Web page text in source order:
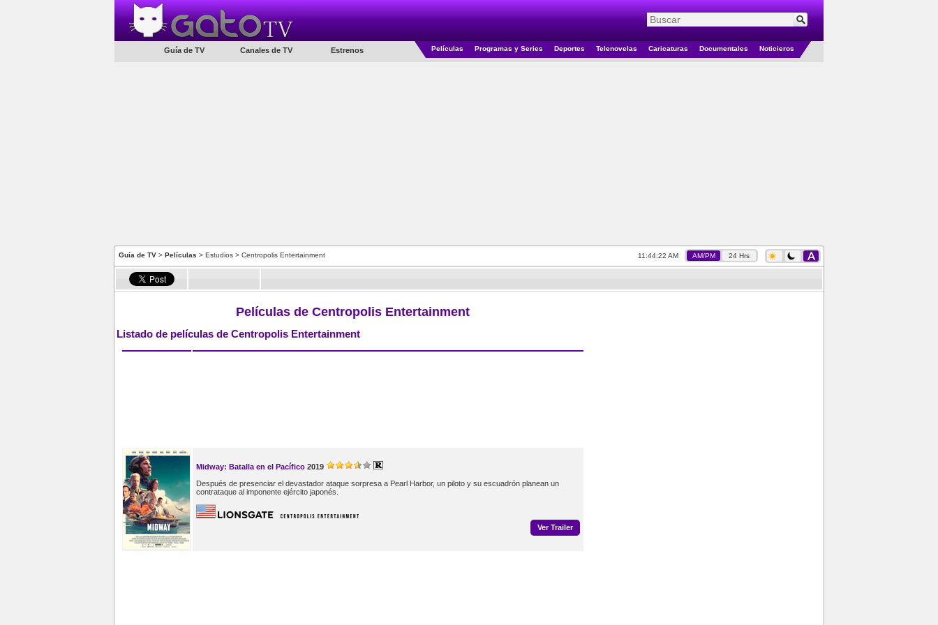
Guía de TV Canales de TV Estrenos Películas Programas y Series Deportes Telenovelas Caricaturas Documentales Noticieros
Guía de TV > Películas > Estudios > Centropolis Entertainment 11:44:22 AM AM/PM 24 Hrs
Películas de Centropolis Entertainment
Listado de películas de Centropolis Entertainment
Midway: Batalla en el Pacífico 2019
Después de presenciar el devastador ataque sorpresa a Pearl Harbor, un piloto y su escuadrón planean un
contrataque al imponente ejército japonés.
Ver Trailer